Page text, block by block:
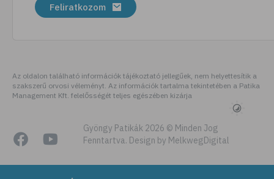
# fogFeliratkozom
Az oldalon található információk tájékoztató jellegűek, nem helyettesítik a
szakszerű orvosi véleményt. Az információk tartalma tekintetében a Patika
Management Kft. felelősségét teljes egészében kizárja
Gyöngy Patikák 2026 © Minden Jog
Fenntartva. Design by MelkwegDigital